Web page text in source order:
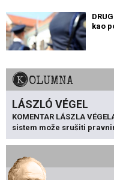
kao
KOLUMNA
LÁSZLÓ VÉGEL
KOMENTAR LÁSZLA
sistem može srušiti